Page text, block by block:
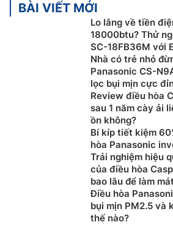
BÀI VIẾT MỚI
Lo lắng về tiền
18000btu? Thử
SC-18FB36M với
Nhà có trẻ nhỏ
Panasonic CS-
lọc bụi mịn cực
Review điều hòa
sau 1 năm cày ải
ồn không?
Bí kíp tiết kiệm
hòa Panasonic
Trải nghiệm hiệu
của điều hòa
bao lâu để làm
Điều hòa
bụi mịn PM2.5 và
thế nào?